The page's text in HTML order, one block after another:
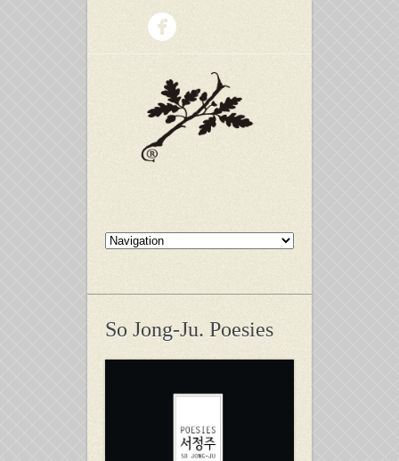
So Jong-Ju. Poesies